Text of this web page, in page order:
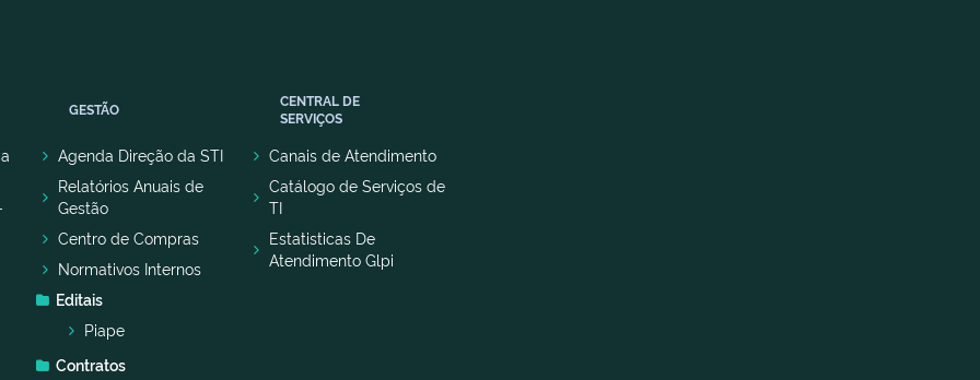
GESTÃO
Agenda Direção da STI
Relatórios Anuais de
Gestão
Centro de Compras
Normativos Internos
Editais
Piape
Contratos
CENTRAL DE
SERVIÇOS
Canais de Atendimento
Catálogo de Serviços de
TI
Estatisticas De
Atendimento Glpi